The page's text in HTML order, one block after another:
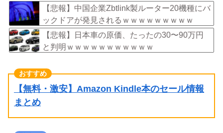
しのぎに過ぎない｣との認識を示す
【悲報】中国企業Zbtlink製ルーター20機種にバ
ックドアが発見されるｗｗｗｗｗｗｗｗｗ
【悲報】日本車の原価、たったの30〜90万円
と判明ｗｗｗｗｗｗｗｗｗｗｗ
【無料・激安】Amazon Kindle本のセール情報
まとめ